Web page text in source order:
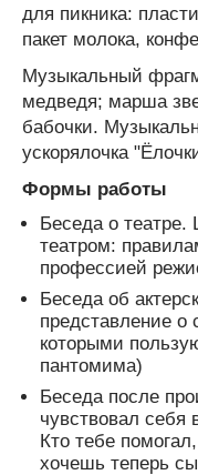
для пикника:
пакет молока,
Музыкальный
медведя; марша
бабочки.
ускорялочка
Формы работы
Беседа о театре.
театром:
профессией
Беседа об
представление о
которыми
пантомима)
Беседа после
чувствовал себя
Кто тебе
хочешь теперь